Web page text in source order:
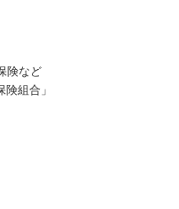
険など
組合」